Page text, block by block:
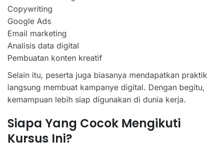
Copywriting
Google Ads
Email marketing
Analisis data digital
Pembuatan konten kreatif
Selain itu, peserta juga biasanya mendapatkan praktik
langsung membuat kampanye digital. Dengan begitu,
kemampuan lebih siap digunakan di dunia kerja.
Siapa Yang Cocok Mengikuti
Kursus Ini?